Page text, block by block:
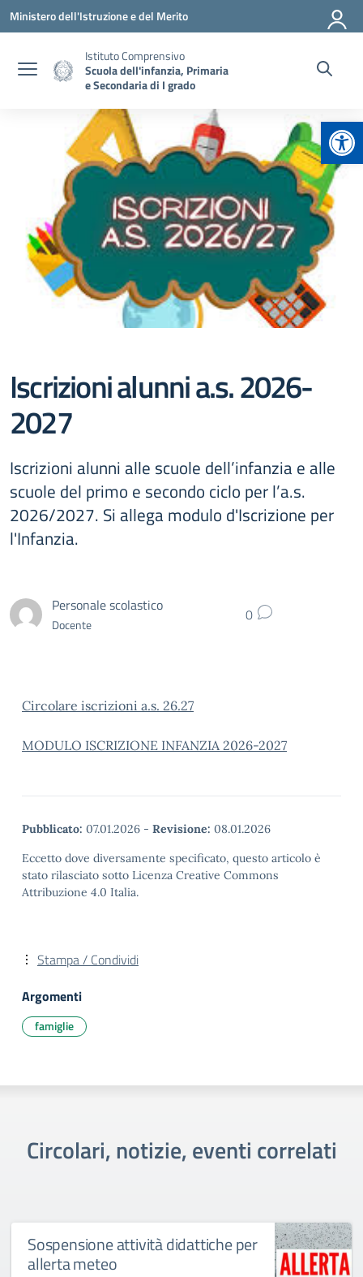
Vai ai contenuti
Vai al menu di navigazione
Vai al footer
Ministero dell'Istruzione e del Merito
Istituto Comprensivo
Scuola dell'infanzia, Primaria
e Secondaria di I grado
Iscrizioni alunni a.s. 2026-
2027
Iscrizioni alunni alle scuole dell’infanzia e alle
scuole del primo e secondo ciclo per l’a.s.
2026/2027. Si allega modulo d'Iscrizione per
l'Infanzia.
Personale scolastico
Docente 0
Circolare iscrizioni a.s. 26.27
MODULO ISCRIZIONE INFANZIA 2026-2027
Pubblicato: 07.01.2026 - Revisione: 08.01.2026
Eccetto dove diversamente specificato, questo articolo è
stato rilasciato sotto Licenza Creative Commons
Attribuzione 4.0 Italia.
Stampa / Condividi
Argomenti
famiglie
Circolari, notizie, eventi correlati
Sospensione attività didattiche per
allerta meteo